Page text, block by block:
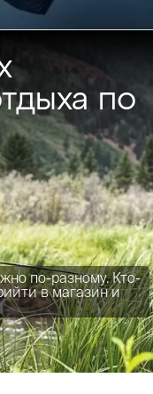
по
по-разному. Кто-
в магазин и